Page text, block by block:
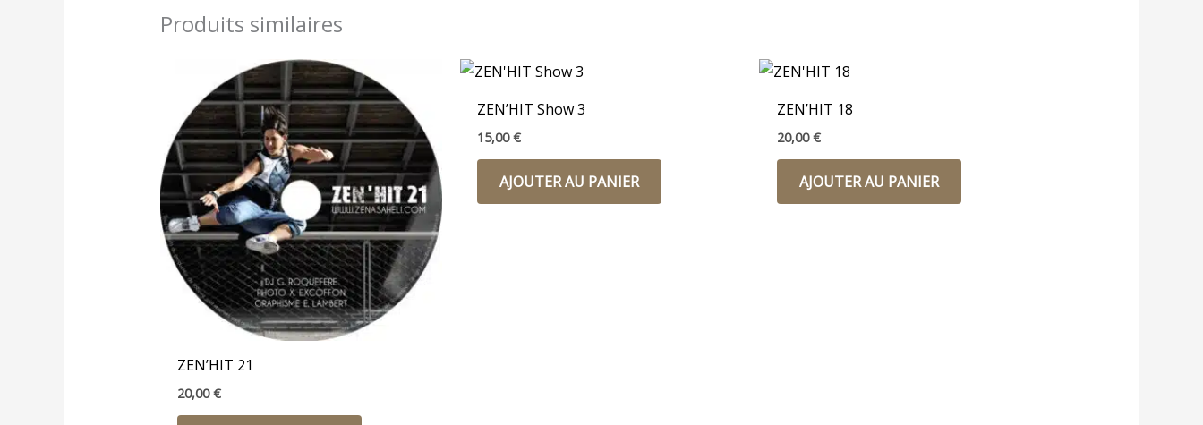
Produits similaires
ZEN’HIT 21
20,00€
ZEN’HIT Show 3
15,00€
AJOUTER AU PANIER
ZEN’HIT 18
20,00€
AJOUTER AU PANIER